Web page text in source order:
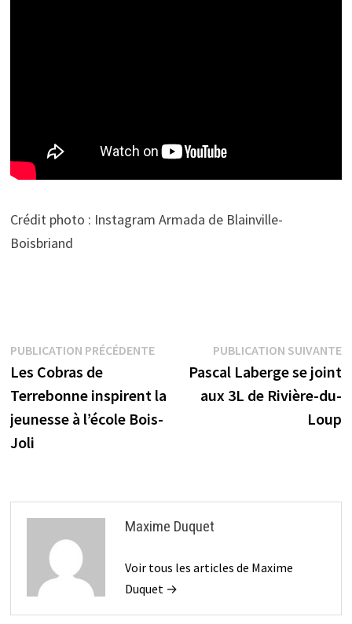
Crédit photo : Instagram Armada de Blainville-
Boisbriand
Navigation
de
l’article
PUBLICATION PRÉCÉDENTEPublication
précédente :
Les Cobras de
Terrebonne inspirent la
jeunesse à l’école Bois-
Joli
PUBLICATION SUIVANTE
Pascal Laberge se joint
aux 3L de Rivière-du-
Loup
Maxime Duquet
Voir tous les articles de Maxime
Duquet →